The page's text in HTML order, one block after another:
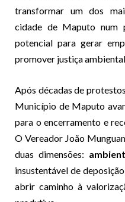
transformar um dos
cidade de Maputo num
potencial para gerar
promover justiça
Após décadas de
Município de Maputo
para o encerramento e
O Vereador João
duas dimensões:
insustentável de
abrir caminho à